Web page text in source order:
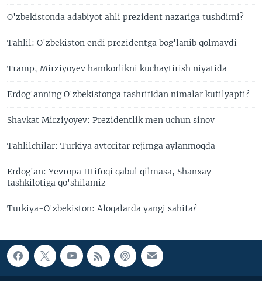
O'zbekistonda adabiyot ahli prezident nazariga tushdimi?
Tahlil: O'zbekiston endi prezidentga bog'lanib qolmaydi
Tramp, Mirziyoyev hamkorlikni kuchaytirish niyatida
Erdog'anning O'zbekistonga tashrifidan nimalar kutilyapti?
Shavkat Mirziyoyev: Prezidentlik men uchun sinov
Tahlilchilar: Turkiya avtoritar rejimga aylanmoqda
Erdog'an: Yevropa Ittifoqi qabul qilmasa, Shanxay
tashkilotiga qo'shilamiz
Turkiya-O'zbekiston: Aloqalarda yangi sahifa?